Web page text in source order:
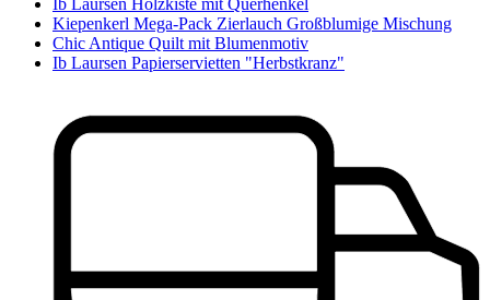
Kiepenkerl Mega-Pack Zierlauch Großblumige Mischung
Chic Antique Quilt mit Blumenmotiv
Ib Laursen Papierservietten "Herbstkranz"